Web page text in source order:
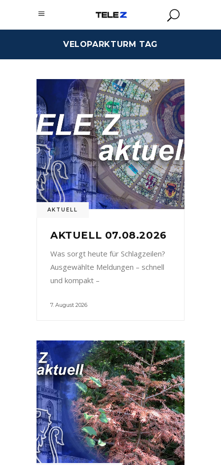
VELOPARKTURM TAG
AKTUELL
AKTUELL 07.08.2026
Was sorgt heute für Schlagzeilen?
Ausgewählte Meldungen – schnell
und kompakt –
7. August 2026